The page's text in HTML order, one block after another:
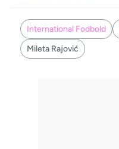
International Fodbold
Mileta Rajović